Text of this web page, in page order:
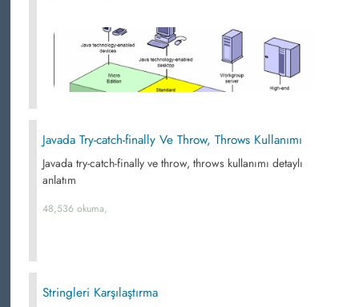
Javada Try-catch-finally Ve Throw, Throws Kullanımı
Javada try-catch-finally ve throw, throws kullanımı detaylı
anlatım
48,536 okuma,
Stringleri Karşılaştırma